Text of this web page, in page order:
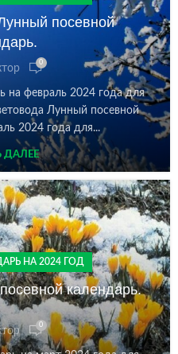
посевной
0
на февраль 2024 года для
Лунный посевной
2024 года для...
ДАЛЕЕ
НА 2024 ГОД
календарь.
0